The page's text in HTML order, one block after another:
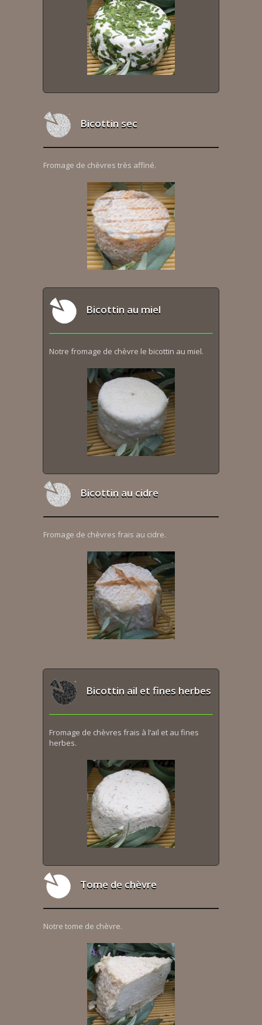
Bicottin sec
Fromage de chèvres très affiné.
Bicottin au miel
Notre fromage de chèvre le bicottin au miel.
Bicottin au cidre
Fromage de chèvres frais au cidre.
Bicottin ail et fines herbes
Fromage de chèvres frais à l’ail et au fines
herbes.
Tome de chèvre
Notre tome de chèvre.